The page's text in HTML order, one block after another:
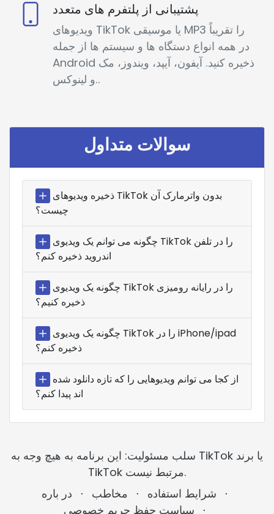
پشتیبانی از پلتفرم های متعدد
ویدیوهای TikTok یا موسیقی MP3 را تقریباً
در همه انواع دستگاه ها و سیستم ها از جمله
Android ذخیره کنید. آیفون، آیپد، ویندوز، مک
و لینوکس..
سوالات متداول
ذخیره ویدیوهای TikTok بدون واترمارک آن
چیست؟
چگونه می توانم یک ویدیوی TikTok را در تلفن
اندروید ذخیره کنم؟
چگونه یک ویدیوی TikTok را در رایانه رومیزی
ذخیره کنیم؟
چگونه یک ویدیوی TikTok را در iPhone/ipad
ذخیره کنم؟
از کجا می توانم ویدیوهایی را که تازه دانلود شده
اند پیدا کنم؟
سلب مسئولیت: این برنامه به هیچ وجه به TikTok یا برند
TikTok مرتبط نیست.
در باره
⋅ مخاطب ⋅ شرایط استفاده
⋅
سیاست حفظ حریم خصوصی
⋅